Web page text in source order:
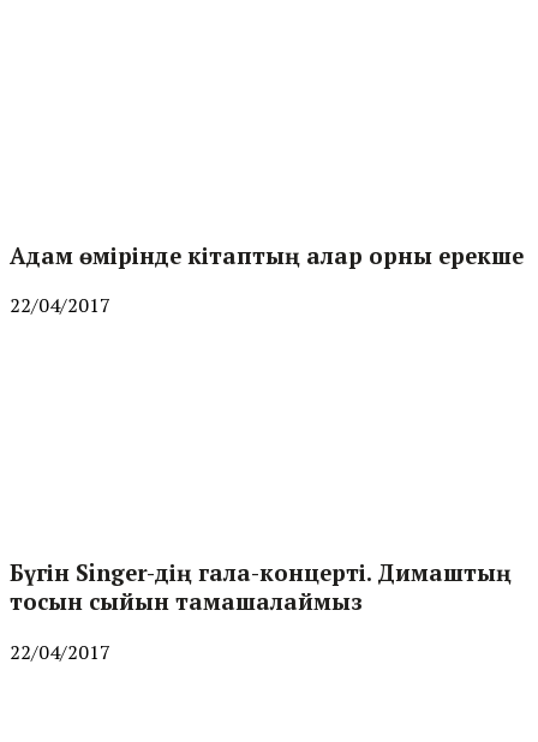
Адам өмірінде кітаптың алар орны ерекше
22/04/2017
Бүгін Singer-дің гала-концерті. Димаштың
тосын сыйын тамашалаймыз
22/04/2017